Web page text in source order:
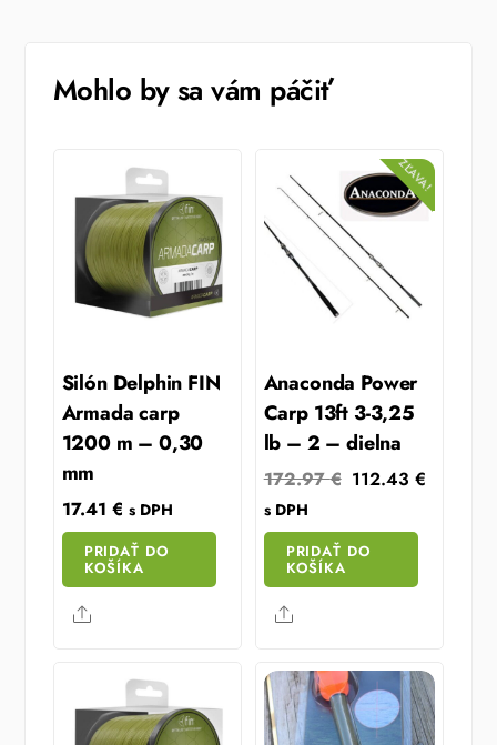
Mohlo by sa vám páčiť
Silón Delphin FIN
Armada carp
1200 m – 0,30
mm
17.41 € s DPH
PRIDAŤ DO
KOŠÍKA
Share
ZĽAVA!
Anaconda Power
Carp 13ft 3-3,25
lb – 2 – dielna
172.97€ Original
was:
112.43€
s DPH
PRIDAŤ DO
KOŠÍKA
Share